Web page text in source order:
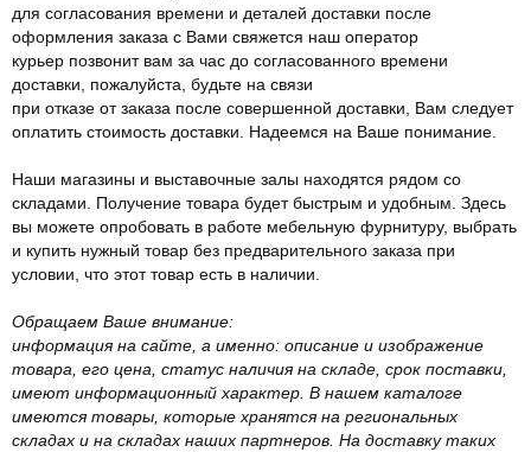
для согласования времени и деталей доставки после
оформления заказа с Вами свяжется наш оператор
курьер позвонит вам за час до согласованного времени
доставки, пожалуйста, будьте на связи
при отказе от заказа после совершенной доставки, Вам следует
оплатить стоимость доставки. Надеемся на Ваше понимание.
Наши магазины и выставочные залы находятся рядом со
складами. Получение товара будет быстрым и удобным. Здесь
вы можете опробовать в работе мебельную фурнитуру, выбрать
и купить нужный товар без предварительного заказа при
условии, что этот товар есть в наличии.
Обращаем Ваше внимание:
информация на сайте, а именно: описание и изображение
товара, его цена, статус наличия на складе, срок поставки,
имеют информационный характер. В нашем каталоге
имеются товары, которые хранятся на региональных
складах и на складах наших партнеров. На доставку таких